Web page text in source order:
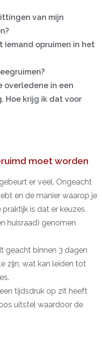
van mijn
iemand opruimen in het
overledene in een
Hoe krijg ik dat voor
moet worden
er veel. Ongeacht
en de manier waarop je
is dat er keuzes
huisraad) genomen
geacht binnen 3 dagen
zijn, wat kan leiden tot
tijdsdruk op zit heeft
uitstel waardoor de